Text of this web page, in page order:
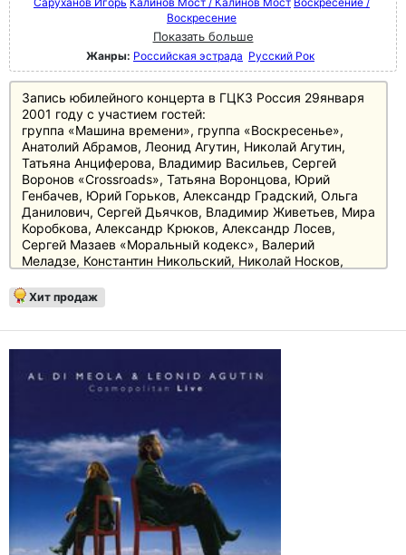
Воскресение
Показать больше
Жанры: Российская эстрада Русский Рок
Запись юбилейного концерта в ГЦКЗ Россия 29января
2001 году с участием гостей:
группа «Машина времени», группа «Воскресенье»,
Анатолий Абрамов, Леонид Агутин, Николай Агутин,
Татьяна Анциферова, Владимир Васильев, Сергей
Воронов «Crossroads», Татьяна Воронцова, Юрий
Генбачев, Юрий Горьков, Александр Градский, Ольга
Данилович, Сергей Дьячков, Владимир Живетьев, Мира
Коробкова, Александр Крюков, Александр Лосев,
Сергей Мазаев «Моральный кодекс», Валерий
Меладзе, Константин Никольский, Николай Носков,
Ревякин «Калинов мост», Сергей Рыженко, Игорь
Саруханов, Людмила Сенчина, Александр Слизунов,
Хит продаж